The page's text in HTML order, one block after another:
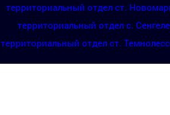
территориальный отдел ст.
территориальный отдел с.
территориальный отдел ст.